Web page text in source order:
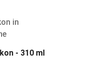
- 310 ml